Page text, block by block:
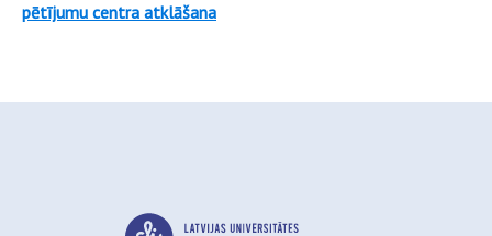
pētījumu centra atklāšana